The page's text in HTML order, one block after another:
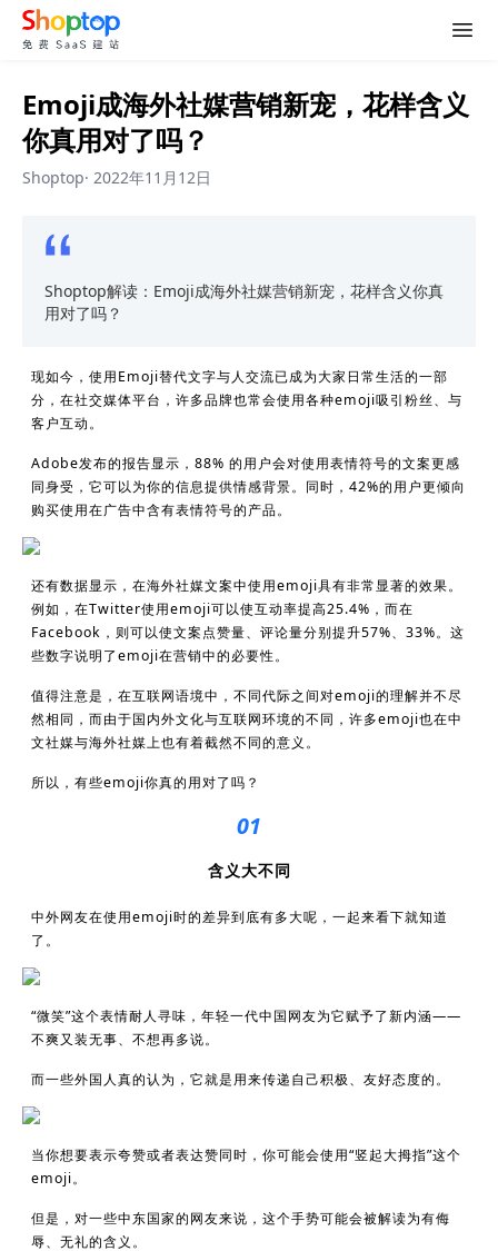
Emoji成海外社媒营销新宠，花样含义
你真用对了吗？
Shoptop· 2022年11月12日
Shoptop解读：Emoji成海外社媒营销新宠，花样含义你真
用对了吗？
现如今，使用Emoji替代文字与人交流已成为大家日常生活的一部
分，在社交媒体平台，许多品牌也常会使用各种emoji吸引粉丝、与
客户互动。
Adobe发布的报告显示，88% 的用户会对使用表情符号的文案更感
同身受，它可以为你的信息提供情感背景。同时，42%的用户更倾向
购买使用在广告中含有表情符号的产品。
还有数据显示，在海外社媒文案中使用emoji具有非常显著的效果。
例如，在Twitter使用emoji可以使互动率提高25.4%，而在
Facebook，则可以使文案点赞量、评论量分别提升57%、33%。这
些数字说明了emoji在营销中的必要性。
值得注意是，在互联网语境中，不同代际之间对emoji的理解并不尽
然相同，而由于国内外文化与互联网环境的不同，许多emoji也在中
文社媒与海外社媒上也有着截然不同的意义。
所以，有些emoji你真的用对了吗？
01
含义大不同
中外网友在使用emoji时的差异到底有多大呢，一起来看下就知道
了。
“微笑”这个表情耐人寻味，年轻一代中国网友为它赋予了新内涵——
不爽又装无事、不想再多说。
而一些外国人真的认为，它就是用来传递自己积极、友好态度的。
当你想要表示夸赞或者表达赞同时，你可能会使用“竖起大拇指”这个
emoji。
但是，对一些中东国家的网友来说，这个手势可能会被解读为有侮
辱、无礼的含义。